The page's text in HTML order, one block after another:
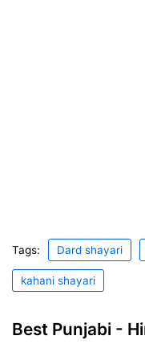
Tags: Dard shayari
kahani shayari
Best Punjabi -